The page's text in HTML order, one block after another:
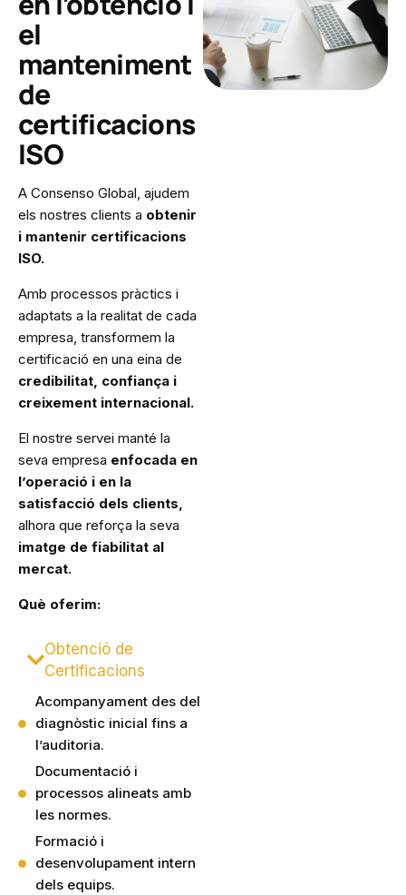
el
manteniment
de
certificacions
ISO
A Consenso Global, ajudem
els nostres clients a obtenir
i mantenir certificacions
ISO.
Amb processos pràctics i
adaptats a la realitat de cada
empresa, transformem la
certificació en una eina de
credibilitat, confiança i
creixement internacional.
El nostre servei manté la
seva empresa enfocada en
l’operació i en la
satisfacció dels clients,
alhora que reforça la seva
imatge de fiabilitat al
mercat.
Què oferim:
Obtenció de
Certificacions
Acompanyament des del
diagnòstic inicial fins a
l’auditoria.
Documentació i
processos alineats amb
les normes.
Formació i
desenvolupament intern
dels equips.